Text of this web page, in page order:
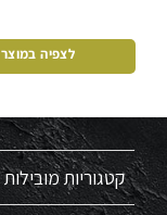
לצפיה במוצר
קטגוריות מובילות